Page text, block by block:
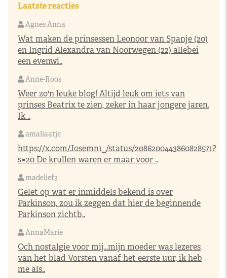
Laatste reacties
Agnes Anna
Wat maken de prinsessen Leonoor van Spanje (20)
en Ingrid Alexandra van Noorwegen (22) allebei
een evenwi..
Anne-Roos
Weer zo'n leuke blog! Altijd leuk om iets van
prinses Beatrix te zien, zeker in haar jongere jaren.
Ik ..
amaliaatje
https://x.com/Josemn1_/status/2086200443860828571?
s=20 De krullen waren er maar voor ..
madelief3
Gelet op wat er inmiddels bekend is over
Parkinson, zou ik zeggen dat hier de beginnende
Parkinson zichtb..
AnnaMarie
Och nostalgie voor mij…mijn moeder was lezeres
van het blad Vorsten vanaf het eerste uur, ik heb
me als..